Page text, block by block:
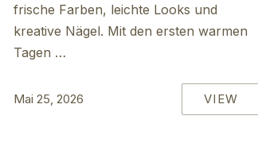
frische Farben, leichte Looks und
kreative Nägel. Mit den ersten warmen
Tagen …
Mai 25, 2026 VIEW